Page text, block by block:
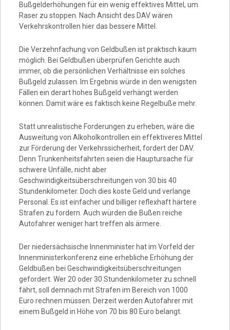
Bußgelderhöhungen für ein wenig effektives Mittel, um
Raser zu stoppen. Nach Ansicht des DAV wären
Verkehrskontrollen hier das bessere Mittel.
Die Verzehnfachung von Geldbußen ist praktisch kaum
möglich. Bei Geldbußen überprüfen Gerichte auch
immer, ob die persönlichen Verhältnisse ein solches
Bußgeld zulassen. Im Ergebnis würde in den wenigsten
Fällen ein derart hohes Bußgeld verhängt werden
können. Damit wäre es faktisch keine Regelbuße mehr.
Statt unrealistische Forderungen zu erheben, wäre die
Ausweitung von Alkoholkontrollen ein effektiveres Mittel
zur Förderung der Verkehrssicherheit, fordert der DAV.
Denn Trunkenheitsfahrten seien die Hauptursache für
schwere Unfälle, nicht aber
Geschwindigkeitsüberschreitungen von 30 bis 40
Stundenkilometer. Doch dies koste Geld und verlange
Personal. Es ist einfacher und billiger reflexhaft härtere
Strafen zu fordern. Auch würden die Bußen reiche
Autofahrer weniger hart treffen als ärmere.
Der niedersächsische Innenminister hat im Vorfeld der
Innenministerkonferenz eine erhebliche Erhöhung der
Geldbußen bei Geschwindigkeitsüberschreitungen
gefordert. Wer 20 oder 30 Stundenkilometer zu schnell
fährt, soll demnach mit Strafen im Bereich von 1000
Euro rechnen müssen. Derzeit werden Autofahrer mit
einem Bußgeld in Höhe von 70 bis 80 Euro belangt.